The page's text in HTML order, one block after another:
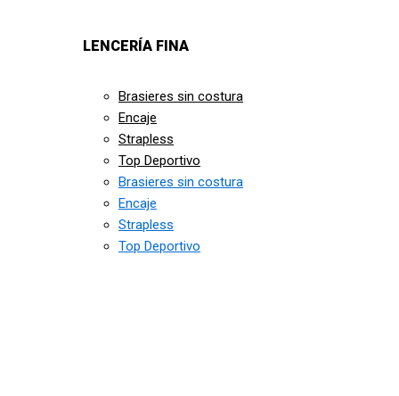
LENCERÍA FINA
Brasieres sin costura
Encaje
Strapless
Top Deportivo
Brasieres sin costura
Encaje
Strapless
Top Deportivo